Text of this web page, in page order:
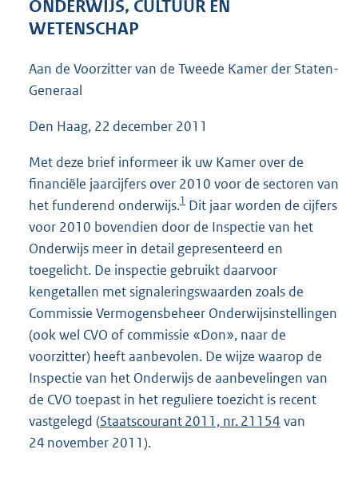
:
b
ONDERWIJS, CULTUUR EN
WETENSCHAP
Aan de Voorzitter van de Tweede Kamer der Staten-
Generaal
Den Haag, 22 december 2011
Met deze brief informeer ik uw Kamer over de
financiële jaarcijfers over 2010 voor de sectoren van
het funderend onderwijs.1 Dit jaar worden de cijfers
voor 2010 bovendien door de Inspectie van het
Onderwijs meer in detail gepresenteerd en
toegelicht. De inspectie gebruikt daarvoor
kengetallen met signaleringswaarden zoals de
Commissie Vermogensbeheer Onderwijsinstellingen
(ook wel CVO of commissie «Don», naar de
voorzitter) heeft aanbevolen. De wijze waarop de
Inspectie van het Onderwijs de aanbevelingen van
de CVO toepast in het reguliere toezicht is recent
vastgelegd (Staatscourant 2011, nr. 21154 van
24 november 2011).